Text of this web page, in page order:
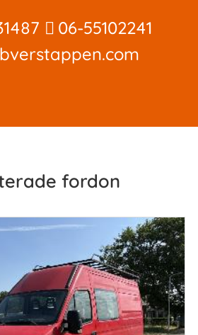
06-55102241
fordon